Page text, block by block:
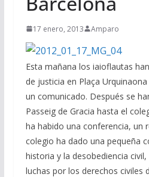
17 enero, 2013 Amparo
Esta mañana los iaioflautas
de justicia en Plaça
un comunicado. Después se
Passeig de Gracia hasta el
ha habido una conferencia, un
colegio ha dado una pequeña
historia y la desobediencia
luchas por los derechos civiles